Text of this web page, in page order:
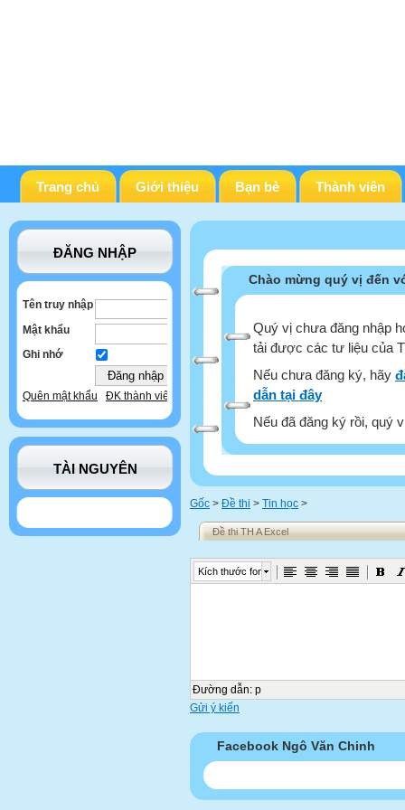
Trang chủ Giới thiệu Bạn bè Thành viên
ĐĂNG NHẬP
Tên truy nhập
Mật khẩu
Ghi nhớ
Quên mật khẩu ĐK thành viên
TÀI NGUYÊN
Chào mừng quý vị đến
Quý vị chưa đăng nhập
tải được các tư liệu của
Nếu chưa đăng ký, hãy
dẫn tại đây
Nếu đã đăng ký rồi, quý
Gốc > Đề thi > Tin học >
Đề thi TH A Excel
Kích thước font
Đường dẫn: p
Gửi ý kiến
Facebook Ngô Văn Chinh